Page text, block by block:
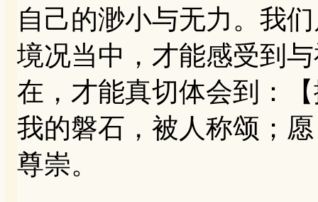
自己的渺小与无力。我
境况当中，才能感受到
在，才能真切体会到：
我的磐石，被人称颂；
尊崇。